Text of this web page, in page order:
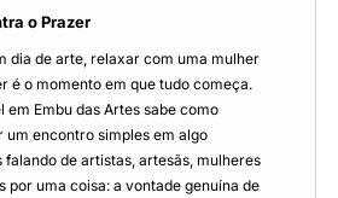
o Prazer
dia de arte, relaxar com uma mulher
é o momento em que tudo começa.
em Embu das Artes sabe como
um encontro simples em algo
falando de artistas, artesãs, mulheres
uma coisa: a vontade genuína de